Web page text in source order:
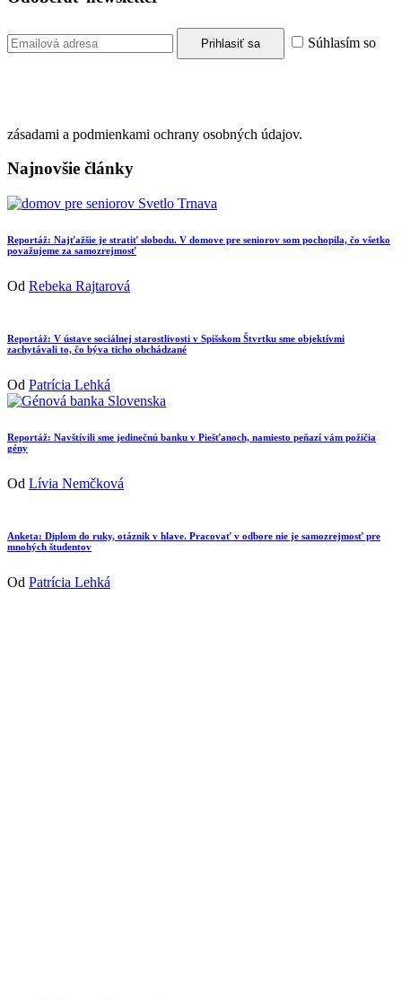
Súhlasím so
zásadami a podmienkami ochrany osobných údajov.
Najnovšie články
Reportáž: Najťažšie je stratiť slobodu. V domove pre seniorov som pochopila, čo všetko
považujeme za samozrejmosť
Od Rebeka Rajtarová
Reportáž: V ústave sociálnej starostlivosti v Spišskom Štvrtku sme objektívmi
zachytávali to, čo býva ticho obchádzané
Od Patrícia Lehká
Reportáž: Navštívili sme jedinečnú banku v Piešťanoch, namiesto peňazí vám požičia
gény
Od Lívia Nemčková
Anketa: Diplom do ruky, otáznik v hlave. Pracovať v odbore nie je samozrejmosť pre
mnohých študentov
Od Patrícia Lehká